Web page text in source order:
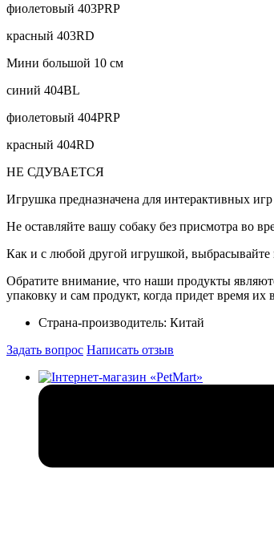
фиолетовый 403PRP
красный 403RD
Мини большой 10 см
синий 404BL
фиолетовый 404PRP
красный 404RD
НЕ СДУВАЕТСЯ
Игрушка предназначена для интерактивных
Не оставляйте вашу собаку без присмотра во
Как и с любой другой игрушкой,
Обратите внимание, что наши продукты
упаковку и сам продукт, когда придет время их
Страна-производитель: Китай
Задать вопрос Написать отзыв